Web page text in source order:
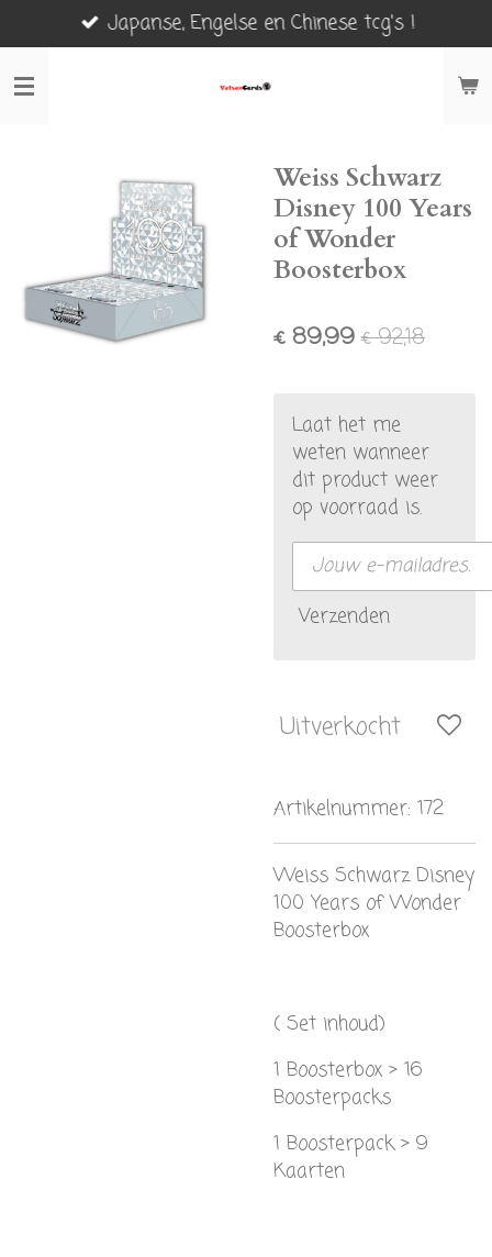
direct
naar
Japanse, Engelse en Chinese tcg's !
Weiss Schwarz
Disney 100 Years
of Wonder
Boosterbox
€ 89,99 € 92,18
Laat het me
weten wanneer
dit product weer
op voorraad is.
Verzenden
Uitverkocht
Artikelnummer: 172
Weiss Schwarz Disney
100 Years of Wonder
Boosterbox
( Set inhoud)
1 Boosterbox > 16
Boosterpacks
1 Boosterpack > 9
Kaarten